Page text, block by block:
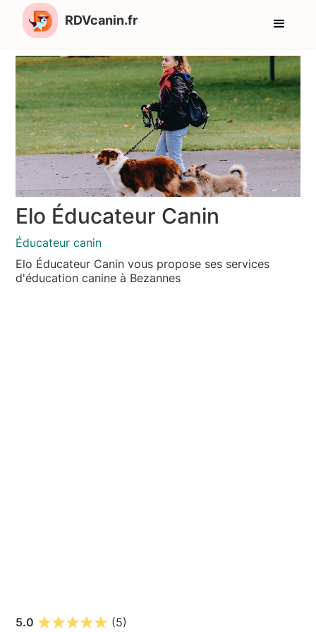
RDVcanin.fr
Elo Éducateur Canin
Éducateur canin
Elo Éducateur Canin vous propose ses services
d'éducation canine à Bezannes
5.0 (5)